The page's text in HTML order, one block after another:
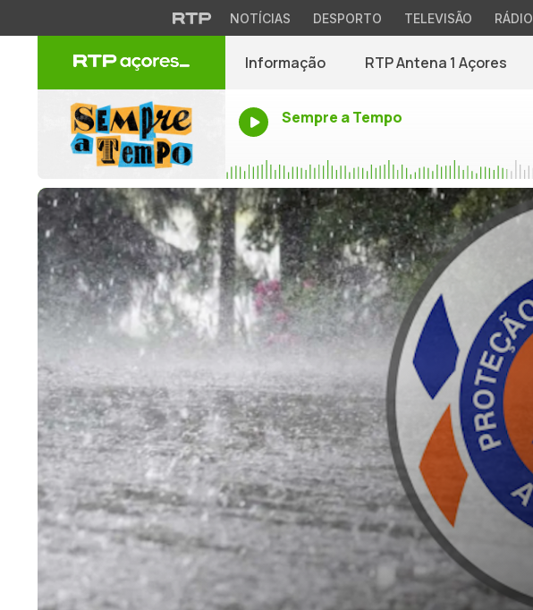
NOTÍCIAS DESPORTO TELEVISÃO RÁDIO
Informação RTP Antena 1 Açores
Sempre a Tempo